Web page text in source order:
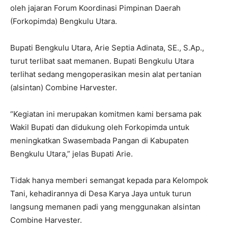
oleh jajaran Forum Koordinasi Pimpinan Daerah
(Forkopimda) Bengkulu Utara.
Bupati Bengkulu Utara, Arie Septia Adinata, SE., S.Ap.,
turut terlibat saat memanen. Bupati Bengkulu Utara
terlihat sedang mengoperasikan mesin alat pertanian
(alsintan) Combine Harvester.
“Kegiatan ini merupakan komitmen kami bersama pak
Wakil Bupati dan didukung oleh Forkopimda untuk
meningkatkan Swasembada Pangan di Kabupaten
Bengkulu Utara,” jelas Bupati Arie.
Tidak hanya memberi semangat kepada para Kelompok
Tani, kehadirannya di Desa Karya Jaya untuk turun
langsung memanen padi yang menggunakan alsintan
Combine Harvester.